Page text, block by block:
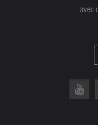
avec